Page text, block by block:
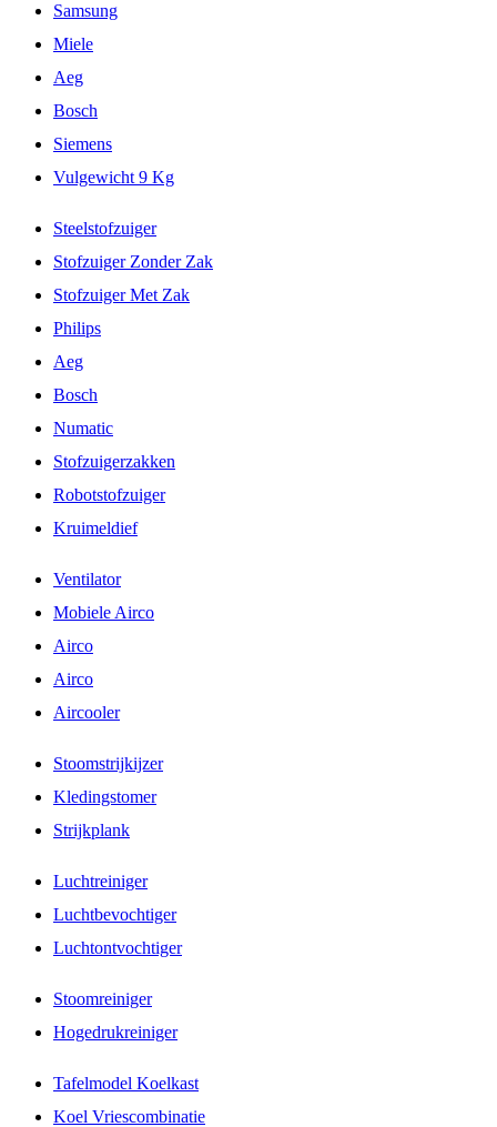
Samsung
Miele
Aeg
Bosch
Siemens
Vulgewicht 9 Kg
Steelstofzuiger
Stofzuiger Zonder Zak
Stofzuiger Met Zak
Philips
Aeg
Bosch
Numatic
Stofzuigerzakken
Robotstofzuiger
Kruimeldief
Ventilator
Mobiele Airco
Airco
Airco
Aircooler
Stoomstrijkijzer
Kledingstomer
Strijkplank
Luchtreiniger
Luchtbevochtiger
Luchtontvochtiger
Stoomreiniger
Hogedrukreiniger
Tafelmodel Koelkast
Koel Vriescombinatie